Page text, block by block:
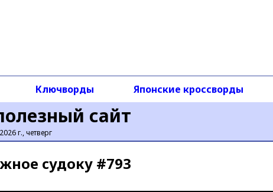
сайт
г., четверг
Ключворды Японские кроссворды
cудоку #793